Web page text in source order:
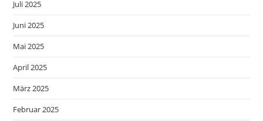
Juli 2025
Juni 2025
Mai 2025
April 2025
März 2025
Februar 2025